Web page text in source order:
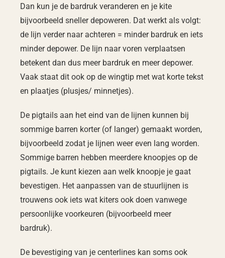
Dan kun je de bardruk veranderen en je kite
bijvoorbeeld sneller depoweren. Dat werkt als volgt:
de lijn verder naar achteren = minder bardruk en iets
minder depower. De lijn naar voren verplaatsen
betekent dan dus meer bardruk en meer depower.
Vaak staat dit ook op de wingtip met wat korte tekst
en plaatjes (plusjes/ minnetjes).
De pigtails aan het eind van de lijnen kunnen bij
sommige barren korter (of langer) gemaakt worden,
bijvoorbeeld zodat je lijnen weer even lang worden.
Sommige barren hebben meerdere knoopjes op de
pigtails. Je kunt kiezen aan welk knoopje je gaat
bevestigen. Het aanpassen van de stuurlijnen is
trouwens ook iets wat kiters ook doen vanwege
persoonlijke voorkeuren (bijvoorbeeld meer
bardruk).
De bevestiging van je centerlines kan soms ook